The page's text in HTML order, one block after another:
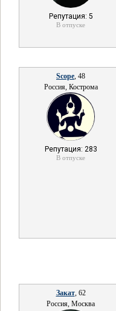
Репутация: 5
В отпуске
Scope, 48
Россия, Кострома
Репутация: 283
В отпуске
Закат, 62
Россия, Москва